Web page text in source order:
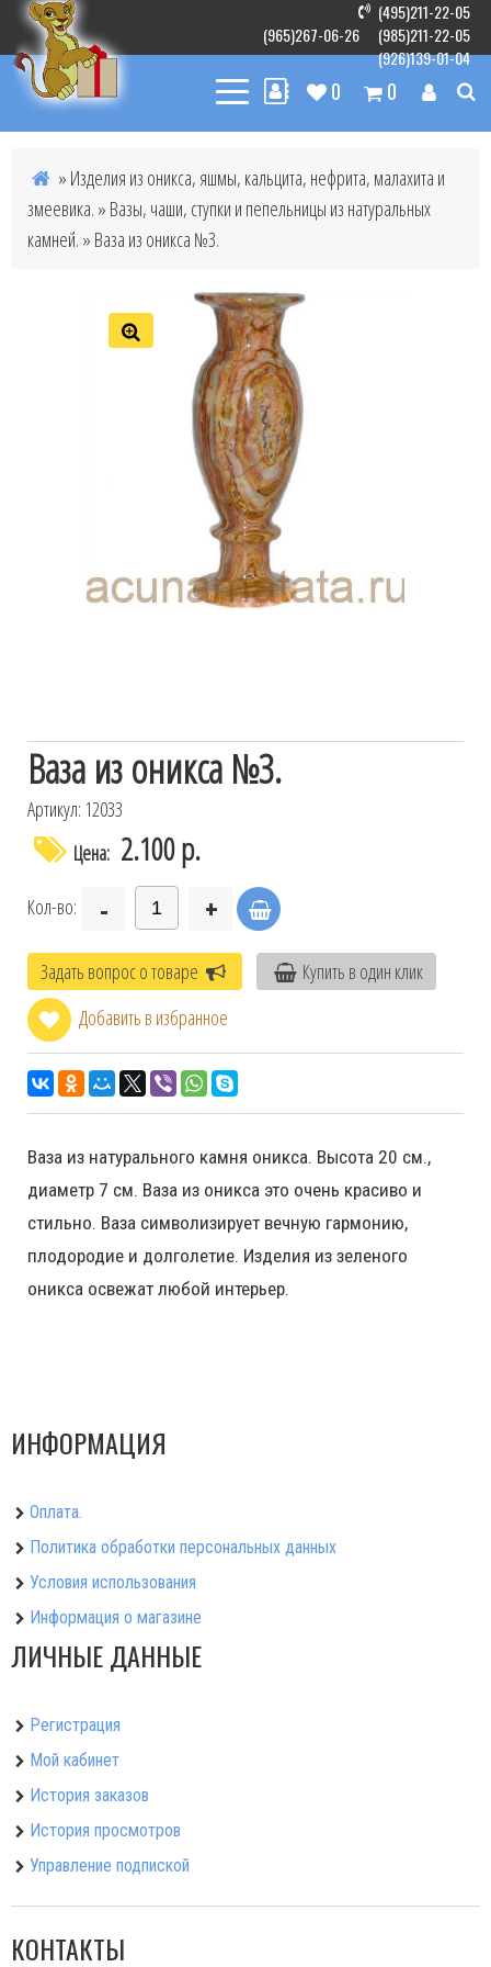
(495)211-22-05
(965)267-06-26
(985)211-22-05
(926)139-01-04
0 0
» Изделия из оникса, яшмы, кальцита, нефрита, малахита и
змеевика. » Вазы, чаши, ступки и пепельницы из натуральных
камней. » Ваза из оникса №3.
Ваза из оникса №3.
Артикул: 12033
Цена: 2.100 р.
Кол-во: - +
Задать вопрос о товаре
Купить в один клик
Добавить в избранное
Ваза из натурального камня оникса. Высота 20 см.,
диаметр 7 см. Ваза из оникса это очень красиво и
стильно. Ваза символизирует вечную гармонию,
плодородие и долголетие. Изделия из зеленого
оникса освежат любой интерьер.
ИНФОРМАЦИЯ
Оплата.
Политика обработки персональных данных
Условия использования
Информация о магазине
ЛИЧНЫЕ ДАННЫЕ
Регистрация
Мой кабинет
История заказов
История просмотров
Управление подпиской
КОНТАКТЫ